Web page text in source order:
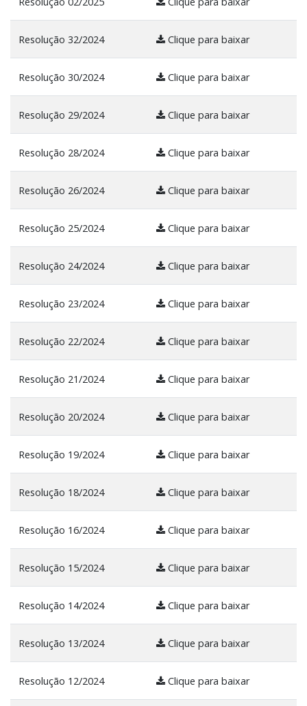
Resolução 32/2024 Clique para baixar
Resolução 30/2024 Clique para baixar
Resolução 29/2024 Clique para baixar
Resolução 28/2024 Clique para baixar
Resolução 26/2024 Clique para baixar
Resolução 25/2024 Clique para baixar
Resolução 24/2024 Clique para baixar
Resolução 23/2024 Clique para baixar
Resolução 22/2024 Clique para baixar
Resolução 21/2024 Clique para baixar
Resolução 20/2024 Clique para baixar
Resolução 19/2024 Clique para baixar
Resolução 18/2024 Clique para baixar
Resolução 16/2024 Clique para baixar
Resolução 15/2024 Clique para baixar
Resolução 14/2024 Clique para baixar
Resolução 13/2024 Clique para baixar
Resolução 12/2024 Clique para baixar